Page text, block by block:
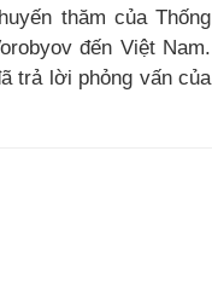
thăm của Thống
đến Việt Nam.
trả lời phỏng vấn của